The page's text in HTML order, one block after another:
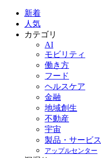
新着
人気
カテゴリ
AI
モビリティ
働き方
フード
ヘルスケア
金融
地域創生
不動産
宇宙
製品・サービス
アップルセンター